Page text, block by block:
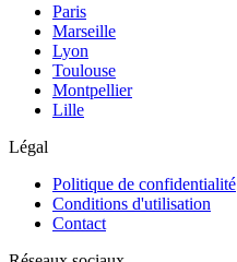
Paris
Marseille
Lyon
Toulouse
Montpellier
Lille
Légal
Politique de confidentialité
Conditions d'utilisation
Contact